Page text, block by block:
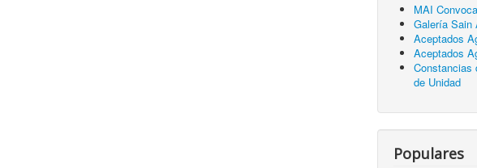
MAI
Galería Sain
Aceptados
Aceptados
Constancias
de Unidad
Populares